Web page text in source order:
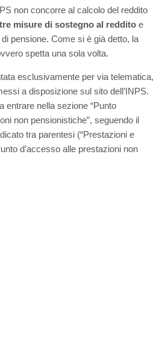
non concorre al calcolo del reddito
misure di sostegno al reddito e
pensione. Come si è già detto, la
spetta una sola volta.
esclusivamente per via telematica,
a disposizione sul sito dell’INPS.
entrare nella sezione “Punto
non pensionistiche”, seguendo il
tra parentesi (“Prestazioni e
d’accesso alle prestazioni non